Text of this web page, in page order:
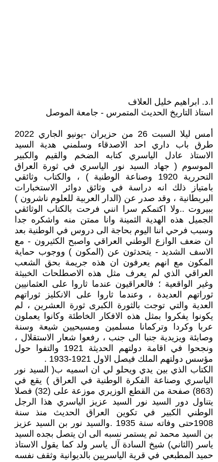
ا.د. ابراهيم خليل العلاف
استاذ التاريخ الحديث المتمرس - جامعة الموصل
أمس ليلا السبت 26 من حزيران -يونيو الجاري 2022
طرق باب داري احد الاصدقاء وسلمني هدية السيد
الاستاذ عادل الياسري كتابه الضخم والقيم والكبير
الموسوم ( جهاد السيد نور الياسري في ثورة العراق
التحررية 1920 وصناعة الوطنية ) ، والكتاب وثائقي
بامتياز ذلك انه دراسة في وثائق دوائر الاستخبارات
البريطانية ، وقد صدر عن (الدار العربية للعلوم ناشرون )
ببيروت ..ولا اكتمكم سرا انني فرحت بالكتاب الوثائقي
الجميل هذه الهدية الثمينة وانا ممتن منه واشكره جدا
وسبب فرحي اننا اليوم بحاجة الى دروس في الوطنية بعد
ان ضعف الوازع الوطني العراقي واصبح الكثيرون - مع
الاسف الشديد - يتحدثون عن (المكون ) ووجوب حماية
المكون مع انهم يعرفون ان هذه جريمة بحق الشعب
العراقي الذي لم يعرف مثل هذه الاصطلحات الخبيثة
وغير الواقعية ؛ فالعراقيون عندما ثاروا على العثمانيين
ثوراتهم العديدة ، وعندما ثاروا على الانكليز ثوراتهم
العدية والتي توجت بالثورة الكبرى ثورة العشرين ، لم
يكونوا يفكروا بمثل هذه الافكار الخاطئة وكانوا يعملون
عربا وكردا وتركمانا مسلمين ومسيحيين شيعة وسنة
وصابئة ويزيدية جنبا الى جنب ، رفعوا شعار الاستقلال ،
ونجحوا في اقامة دولتهم الحديثة 1921 والتفوا حول
مؤسس دولتهم الملك فيصل الاول 1921-1933 .
الكتاب الذي بين يدي ويحلو لي ان اسميه ب( السيد نور
الياسري وصناعة الفكرة الوطنية في العراق ) يقع في
(863) صفحة من القطع الوزيري موزعة على (32) فصلا
يتناول دور السيد نور السيد عزيز الياسري هذا الرجل
الوطني الكبير في تكوين العراق الحديث منذ سنة
1908حتى وفاته سنة 1935 .والسيد نور بن السيد عزيز
بن السيد محمد ثم يستمر نسبه الى ان يتصل بجده السيد
ياسر (الثاني) شيخ السادة آل ياسر ولد كما يقول الاستاذ
حميد المطبعي في قرية الياسريين بالديوانية وثقف نفسه